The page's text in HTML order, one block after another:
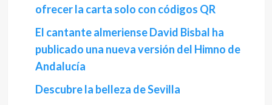
ofrecer la carta solo con códigos QR
El cantante almeriense David Bisbal ha
publicado una nueva versión del Himno de
Andalucía
Descubre la belleza de Sevilla